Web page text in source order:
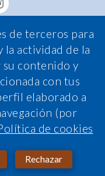
de terceros para
la actividad de la
contenido y
con tus
elaborado a
(por
de cookies
Rechazar